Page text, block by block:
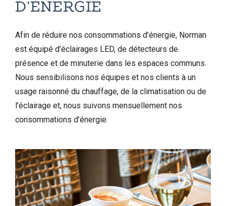
D’ÉNERGIE
Afin de réduire nos consommations d’énergie, Norman
est équipé d’éclairages LED, de détecteurs de
présence et de minuterie dans les espaces communs.
Nous sensibilisons nos équipes et nos clients à un
usage raisonné du chauffage, de la climatisation ou de
l’éclairage et, nous suivons mensuellement nos
consommations d’énergie.